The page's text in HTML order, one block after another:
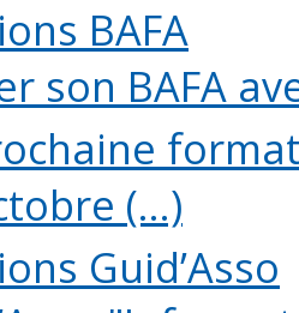
BAFA
son BAFA
(...)
Guid’Asso